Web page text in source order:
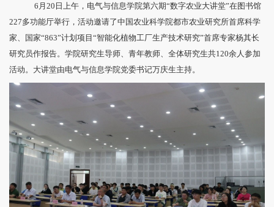
6月20日上午，电气与信息学院第六期“数字农业大讲堂”在图书馆
227多功能厅举行，活动邀请了中国农业科学院都市农业研究所首席科学
家、国家“863”计划项目“智能化植物工厂生产技术研究”首席专家杨其长
研究员作报告。学院研究生导师、青年教师、全体研究生共120余人参加
活动。大讲堂由电气与信息学院党委书记万庆生主持。